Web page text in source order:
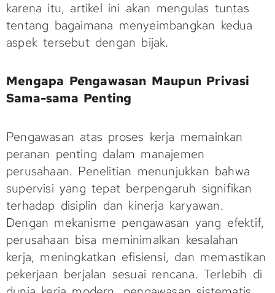
karena itu, artikel ini akan mengulas tuntas
tentang bagaimana menyeimbangkan kedua
aspek tersebut dengan bijak.
Mengapa Pengawasan Maupun Privasi
Sama-sama Penting
Pengawasan atas proses kerja memainkan
peranan penting dalam manajemen
perusahaan. Penelitian menunjukkan bahwa
supervisi yang tepat berpengaruh signifikan
terhadap disiplin dan kinerja karyawan.
Dengan mekanisme pengawasan yang efektif,
perusahaan bisa meminimalkan kesalahan
kerja, meningkatkan efisiensi, dan memastikan
pekerjaan berjalan sesuai rencana. Terlebih di